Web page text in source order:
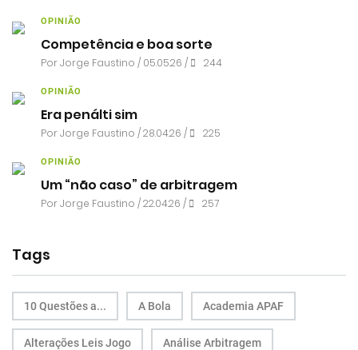
OPINIÃO
Competência e boa sorte
PorJorge Faustino / 05.05.26 / 244
OPINIÃO
Era penálti sim
PorJorge Faustino / 28.04.26 / 225
OPINIÃO
Um “não caso” de arbitragem
PorJorge Faustino / 22.04.26 / 257
Tags
10 Questões a... A Bola Academia APAF
Alterações Leis Jogo Análise Arbitragem